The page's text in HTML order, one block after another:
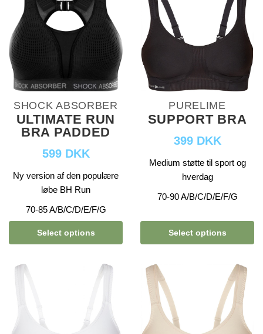
SHOCK ABSORBER
ULTIMATE RUN
BRA PADDED
599 DKK
Ny version af den populære
løbe BH Run
70-85 A/B/C/D/E/F/G
Select options
PURELIME
SUPPORT BRA
399 DKK
Medium støtte til sport og
hverdag
70-90 A/B/C/D/E/F/G
Select options